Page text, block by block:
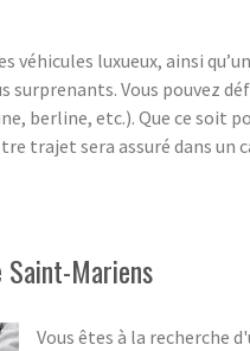
luxueux, ainsi
surprenants. Vous pouvez
berline, etc.). Que ce soit
trajet sera assuré dans un
Saint-Mariens
Vous êtes à la recherche